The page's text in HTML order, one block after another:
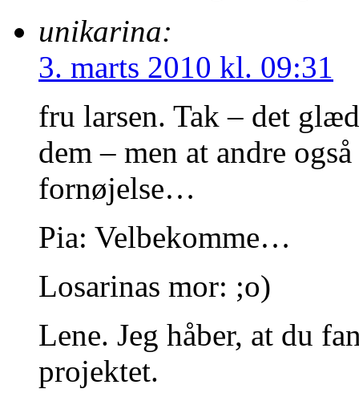
unikarina:
3. marts 2010 kl. 09:31
fru larsen. Tak – det
dem – men at andre
fornøjelse…
Pia: Velbekomme…
Losarinas mor: ;o)
Lene. Jeg håber, at du
projektet.